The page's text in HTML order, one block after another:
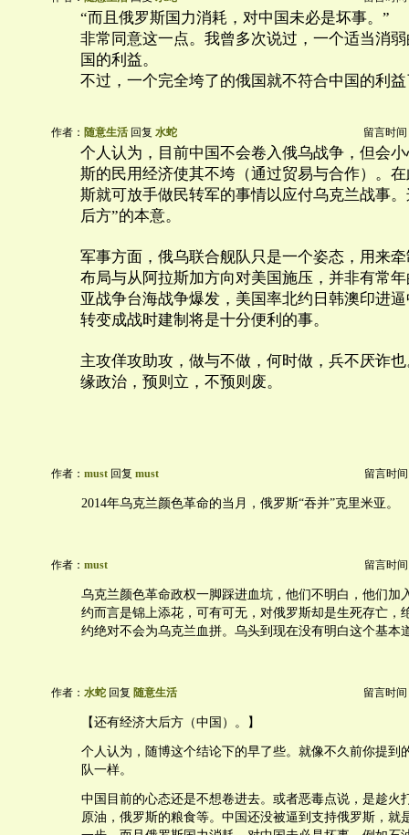
“而且俄罗斯国力消耗，对中国未必是坏事。”
非常同意这一点。我曾多次说过，一个适当消
国的利益。
不过，一个完全垮了的俄国就不符合中国的利
作者： 随意生活 回复 水蛇 留言时间
个人认为，目前中国不会卷入俄乌战争，但会
斯的民用经济使其不垮（通过贸易与合作）。
斯就可放手做民转军的事情以应付乌克兰战事
后方”的本意。
军事方面，俄乌联合舰队只是一个姿态，用来
布局与从阿拉斯加方向对美国施压，并非有常
亚战争台海战争爆发，美国率北约日韩澳印进
转变成战时建制将是十分便利的事。
主攻佯攻助攻，做与不做，何时做，兵不厌诈
缘政治，预则立，不预则废。
作者： must 回复 must 留言时间
2014年乌克兰颜色革命的当月，俄罗斯“吞并”克里米亚。
作者： must 留言时间
乌克兰颜色革命政权一脚踩进血坑，他们不明白，他们加
约而言是锦上添花，可有可无，对俄罗斯却是生死存亡，
约绝对不会为乌克兰血拼。乌头到现在没有明白这个基本
作者： 水蛇 回复 随意生活 留言时间
【还有经济大后方（中国）。】
个人认为，随博这个结论下的早了些。就像不久前你提到
队一样。
中国目前的心态还是不想卷进去。或者恶毒点说，是趁火
原油，俄罗斯的粮食等。中国还没被逼到支持俄罗斯，就